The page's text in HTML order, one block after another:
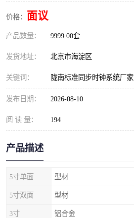
价格： 面议
产品数量： 9999.00套
发货地址： 北京市海淀区
关键词： 陇南标准同步时钟系统厂家
发布日期： 2026-08-10
阅 读 量： 194
产品描述
5寸单面 型材
5寸双面 型材
3寸 铝合金